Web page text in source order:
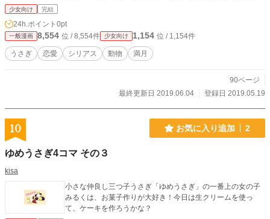
少女向け 完結
24h.ポイント 0pt
一般漫画 8,554 位 / 8,554件 少女向け 1,154 位 / 1,154件
うさぎ 恋愛 シリアス 動物 満月
90ページ
最終更新日 2019.06.04
登録日 2019.05.19
10 お気に入り追加 2
ゆめうさぎ4コマ その３
kisa
小さな仲良し三つ子うさぎ「ゆめうさぎ」の一番上の女の子
みるくは、お菓子作りが大好き！今日は生クリームを使っ
て、ケーキを作ろうかな？